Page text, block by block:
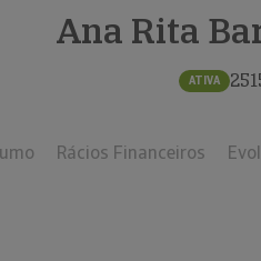
e Monitorização de
| Estudos e
Ana Rita
ATIVA
Rácios Financeiros